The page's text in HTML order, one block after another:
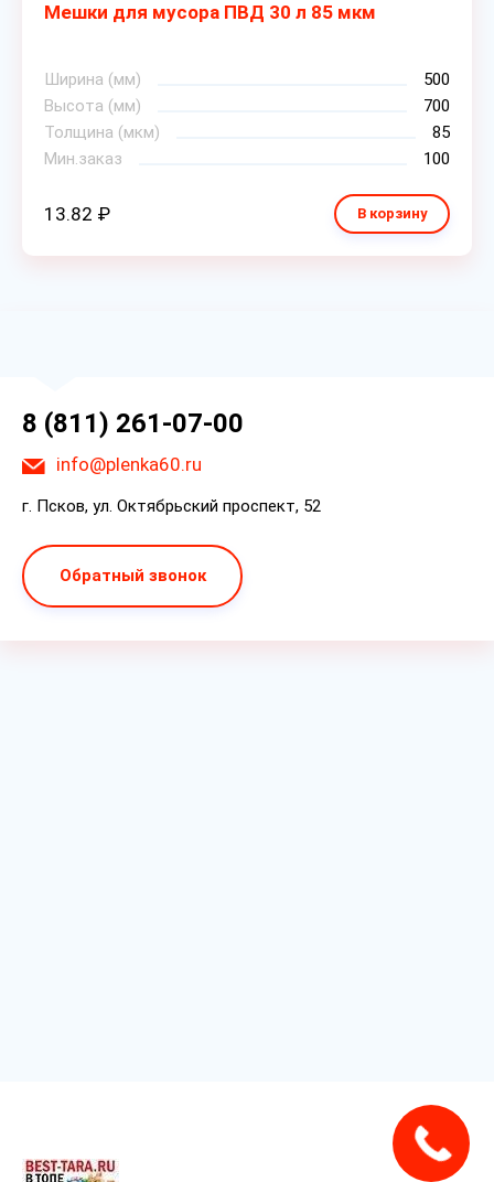
Мешки для мусора ПВД 30 л 85 мкм
Ширина (мм)
500
Высота (мм)
700
Толщина (мкм)
85
Мин.заказ
100
13.82 ₽ В корзину
8 (811) 261-07-00
info@plenka60.ru
г. Псков, ул. Октябрьский проспект, 52
Обратный звонок